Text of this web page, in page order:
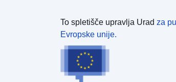
To spletišče upravlja Urad za
Evropske unije.